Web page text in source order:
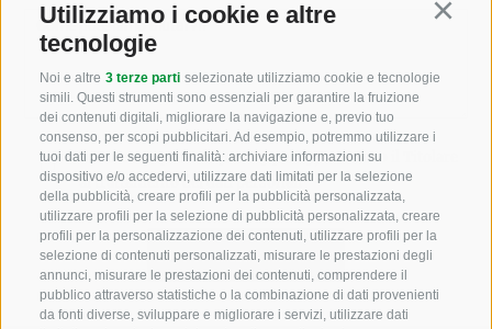
Utilizziamo i cookie e altre
tecnologie
Noi e altre 3 terze parti selezionate utilizziamo cookie e tecnologie
simili. Questi strumenti sono essenziali per garantire la fruizione
dei contenuti digitali, migliorare la navigazione e, previo tuo
consenso, per scopi pubblicitari. Ad esempio, potremmo utilizzare i
tuoi dati per le seguenti finalità: archiviare informazioni su
dispositivo e/o accedervi, utilizzare dati limitati per la selezione
della pubblicità, creare profili per la pubblicità personalizzata,
utilizzare profili per la selezione di pubblicità personalizzata, creare
profili per la personalizzazione dei contenuti, utilizzare profili per la
selezione di contenuti personalizzati, misurare le prestazioni degli
annunci, misurare le prestazioni dei contenuti, comprendere il
pubblico attraverso statistiche o la combinazione di dati provenienti
da fonti diverse, sviluppare e migliorare i servizi, utilizzare dati
Come possiamo aiutarvi?
Letto e compreso laprivacy policy, autorizzo il Titolare
al trattamento dei dati personali